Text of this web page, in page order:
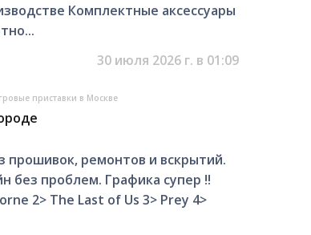
Комплектные аксессуары
30 июля 2026 г. в 01:09
приставки в Москве
прошивок, ремонтов и вскрытий.
без проблем. Графика супер !!
2> The Last of Us 3> Prey 4>